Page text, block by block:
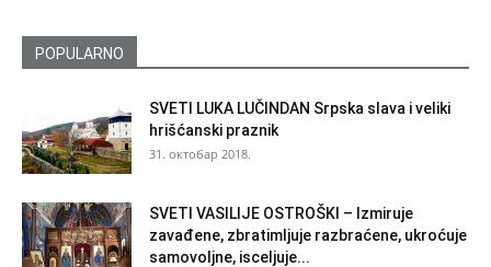
POPULARNO
SVETI LUKA LUČINDAN Srpska slava i veliki
hrišćanski praznik
31. октобар 2018.
SVETI VASILIJE OSTROŠKI – Izmiruje
zavađene, zbratimljuje razbraćene, ukroćuje
samovoljne, isceljuje...